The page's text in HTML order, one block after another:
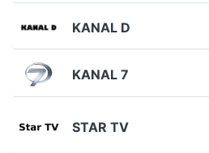
KANAL D
KANAL 7
STAR TV